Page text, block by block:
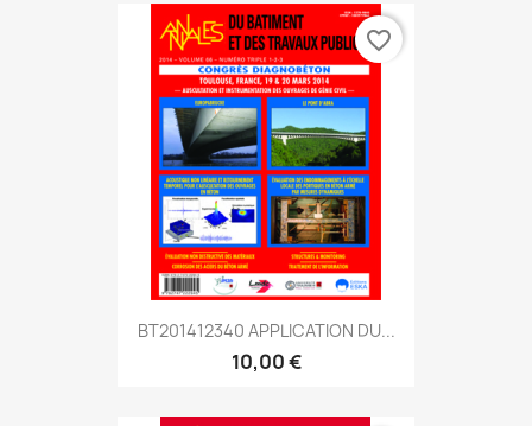
BT201412340 APPLICATION DU...
10,00 €
favorite_border